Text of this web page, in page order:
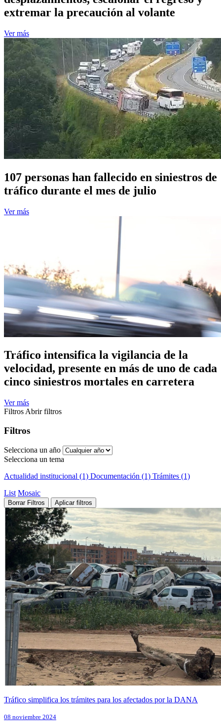
extremar la precaución al volante
Ver más
107 personas han fallecido en siniestros de
tráfico durante el mes de julio
Ver más
Tráfico intensifica la vigilancia de la
velocidad, presente en más de uno de cada
cinco siniestros mortales en carretera
Ver más
Filtros Abrir filtros
Filtros
Selecciona un año
Selecciona un tema
Actualidad institucional (1) Documentación (1) Trámites (1)
List Mosaic
Borrar Filtros Aplicar filtros
Tráfico simplifica los trámites para los afectados por la DANA
08 noviembre 2024